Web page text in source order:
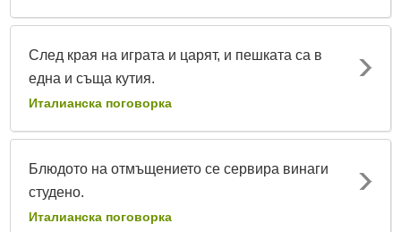
След края на играта и царят, и пешката са в
една и съща кутия.
Италианска поговорка
Блюдото на отмъщението се сервира винаги
студено.
Италианска поговорка